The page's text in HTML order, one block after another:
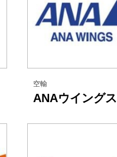
空輸
ANAウイングス